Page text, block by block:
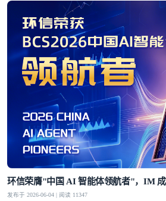
环信荣膺"中国 AI 智能体领航者"，IM
发布于 2026-06-04 | 阅读 11347